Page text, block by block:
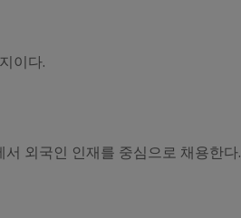
이다.
외국인 인재를 중심으로 채용한다.